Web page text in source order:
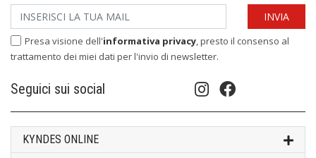
Presa visione dell'informativa privacy, presto il consenso al
trattamento dei miei dati per l'invio di newsletter.
Seguici sui social
KYNDES ONLINE